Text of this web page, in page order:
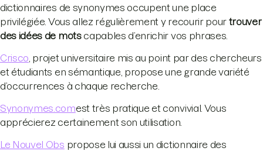
dictionnaires de synonymes occupent une place
privilégiée. Vous allez régulièrement y recourir pour trouver
des idées de motscapables d’enrichir vos phrases.
Crisco , projet universitaire mis au point par des chercheurs
et étudiants en sémantique, propose une grande variété
d’occurrences à chaque recherche.
Synonymes.comest très pratique et convivial. Vous
apprécierez certainement son utilisation.
Le Nouvel Obs propose lui aussi un dictionnaire des